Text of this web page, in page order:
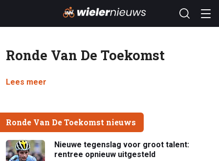
Ronde Van De Toekomst
Lees meer
Ronde Van De Toekomst nieuws
Nieuwe tegenslag voor groot talent:
rentree opnieuw uitgesteld